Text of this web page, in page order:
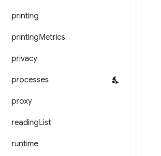
printing
printingMetrics
privacy
processes
proxy
readingList
runtime